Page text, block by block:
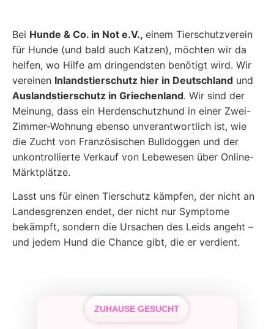
Bei Hunde & Co. in Not e.V., einem Tierschutzverein
für Hunde (und bald auch Katzen), möchten wir da
helfen, wo Hilfe am dringendsten benötigt wird. Wir
vereinen Inlandstierschutz hier in Deutschland und
Auslandstierschutz in Griechenland. Wir sind der
Meinung, dass ein Herdenschutzhund in einer Zwei-
Zimmer-Wohnung ebenso unverantwortlich ist, wie
die Zucht von Französischen Bulldoggen und der
unkontrollierte Verkauf von Lebewesen über Online-
Märktplätze.
Lasst uns für einen Tierschutz kämpfen, der nicht an
Landesgrenzen endet, der nicht nur Symptome
bekämpft, sondern die Ursachen des Leids angeht –
und jedem Hund die Chance gibt, die er verdient.
ZUHAUSE GESUCHT